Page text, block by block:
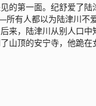
的第一面。纪舒爱了
有人都以为陆津川不
来，陆津川从别人口
山顶的安宁寺，他跪在